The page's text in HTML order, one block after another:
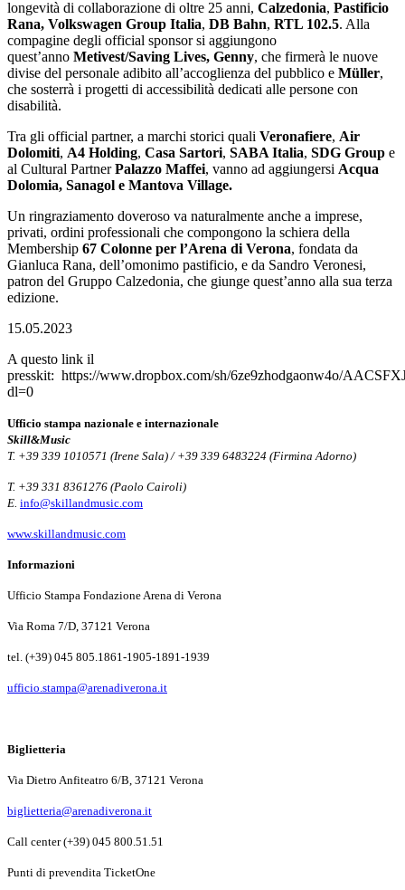
longevità di collaborazione di oltre 25 anni, Calzedonia, Pastificio
Rana, Volkswagen Group Italia, DB Bahn, RTL 102.5. Alla
compagine degli official sponsor si aggiungono
quest’anno Metivest/Saving Lives, Genny, che firmerà le nuove
divise del personale adibito all’accoglienza del pubblico e Müller,
che sosterrà i progetti di accessibilità dedicati alle persone con
disabilità.
Tra gli official partner, a marchi storici quali Veronafiere, Air
Dolomiti, A4 Holding, Casa Sartori, SABA Italia, SDG Group e
al Cultural PartnerPalazzo Maffei, vanno ad aggiungersi Acqua
Dolomia, Sanagol e Mantova Village.
Un ringraziamento doveroso va naturalmente anche a imprese,
privati, ordini professionali che compongono la schiera della
Membership 67 Colonne per l’Arena di Verona, fondata da
Gianluca Rana, dell’omonimo pastificio, e da Sandro Veronesi,
patron del Gruppo Calzedonia, che giunge quest’anno alla sua terza
edizione.
15.05.2023
A questo link il
presskit: https://www.dropbox.com/sh/6ze9zhodgaonw4o/
dl=0
Ufficio stampa nazionale e internazionale
Skill&Music
T. +39 339 1010571 (Irene Sala) / +39 339 6483224 (Firmina Adorno)
T. +39 331 8361276 (Paolo Cairoli)
E. info@skillandmusic.com
www.skillandmusic.com
Informazioni
Ufficio Stampa Fondazione Arena di Verona
Via Roma 7/D, 37121 Verona
tel. (+39) 045 805.1861-1905-1891-1939
ufficio.stampa@arenadiverona.it
Biglietteria
Via Dietro Anfiteatro 6/B, 37121 Verona
biglietteria@arenadiverona.it
Call center (+39) 045 800.51.51
Punti di prevendita TicketOne